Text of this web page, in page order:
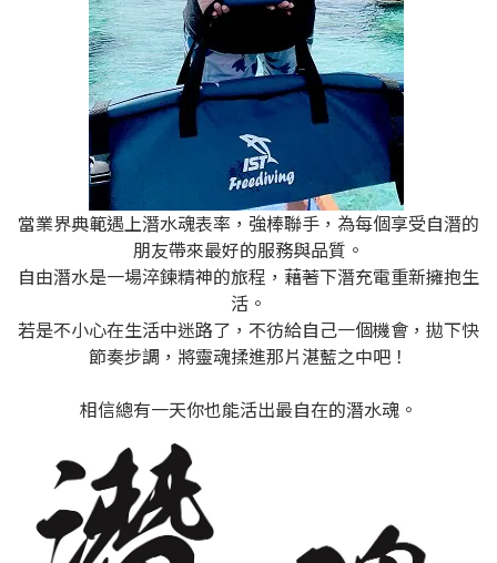
當業界典範遇上潛水魂表率，強棒聯手，為每個享受自潛的
朋友帶來最好的服務與品質。
自由潛水是一場淬鍊精神的旅程，藉著下潛充電重新擁抱生
活。
若是不小心在生活中迷路了，不彷給自己一個機會，拋下快
節奏步調，將靈魂揉進那片湛藍之中吧！
相信總有一天你也能活出最自在的潛水魂。